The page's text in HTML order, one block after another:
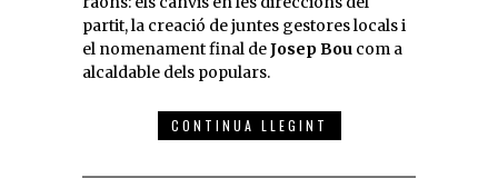
partit, la creació de juntes gestores locals i
el nomenament final deJosep Bou com a
alcaldable dels populars.
CONTINUA LLEGINT